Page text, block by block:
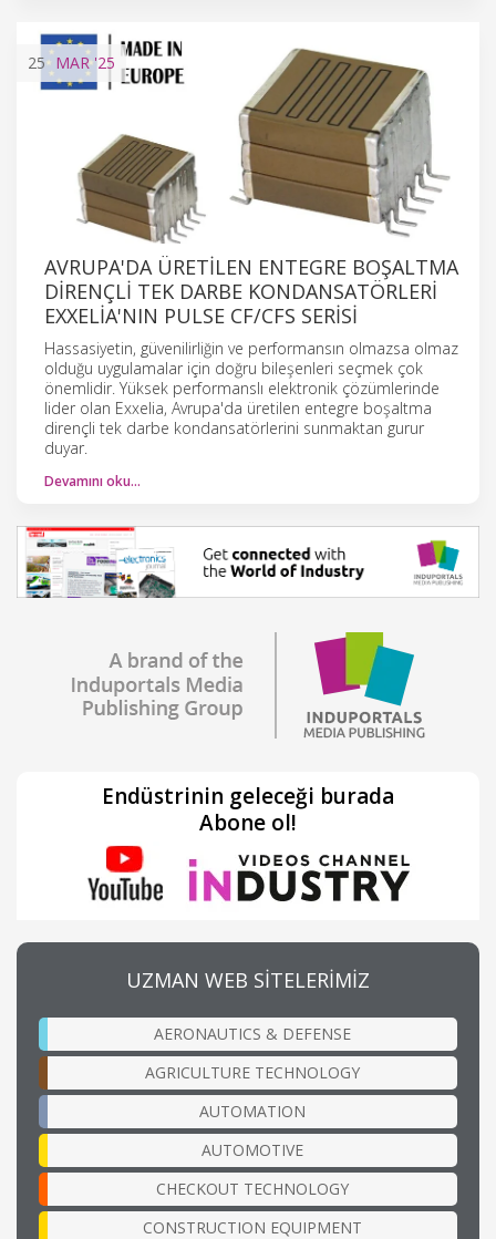
25 MAR'25
AVRUPA'DA ÜRETILEN ENTEGRE BOŞALTMA
DIRENÇLI TEK DARBE KONDANSATÖRLERI
EXXELIA'NIN PULSE CF/CFS SERISI
Hassasiyetin, güvenilirliğin ve performansın olmazsa olmaz
olduğu uygulamalar için doğru bileşenleri seçmek çok
önemlidir. Yüksek performanslı elektronik çözümlerinde
lider olan Exxelia, Avrupa'da üretilen entegre boşaltma
dirençli tek darbe kondansatörlerini sunmaktan gurur
duyar.
Devamını oku…
Endüstrinin geleceği burada
Abone ol!
UZMAN WEB SİTELERİMİZ
AERONAUTICS & DEFENSE
AGRICULTURE TECHNOLOGY
AUTOMATION
AUTOMOTIVE
CHECKOUT TECHNOLOGY
CONSTRUCTION EQUIPMENT